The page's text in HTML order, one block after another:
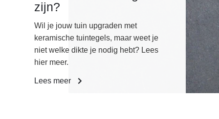
zijn?
Wil je jouw tuin upgraden met
keramische tuintegels, maar weet je
niet welke dikte je nodig hebt? Lees
hier meer.
Lees meer